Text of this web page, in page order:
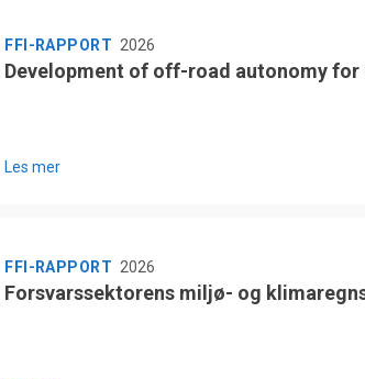
FFI-RAPPORT 2026
Development of off-road autonomy for
Les mer
FFI-RAPPORT 2026
Forsvarssektorens miljø- og